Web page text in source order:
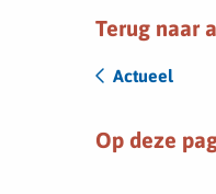
Terug naar
Actueel
Op deze